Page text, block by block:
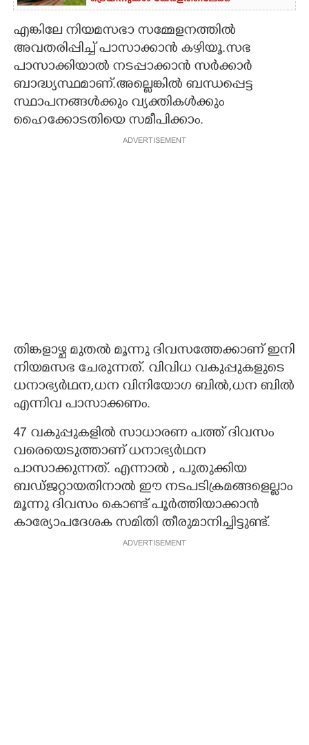
എങ്കിലേ നിയമസഭാ സമ്മേളനത്തിൽ
അവതരിപ്പിച്ച് പാസാക്കാൻ കഴിയൂ.സഭ
പാസാക്കിയാൽ നടപ്പാക്കാൻ സർക്കാർ
ബാദ്ധ്യസ്ഥമാണ്.അല്ലെങ്കിൽ ബന്ധപ്പെട്ട
സ്ഥാപനങ്ങൾക്കും വ്യക്തികൾക്കും
ഹൈക്കോടതിയെ സമീപിക്കാം.
ADVERTISEMENT
തിങ്കളാഴ്ച മുതൽ മൂന്നു ദിവസത്തേക്കാണ് ഇനി
നിയമസഭ ചേരുന്നത്. വിവിധ വകുപ്പുകളുടെ
ധനാഭ്യർഥന,ധന വിനിയോഗ ബിൽ,ധന ബിൽ
എന്നിവ പാസാക്കണം.
47 വകുപ്പുകളിൽ സാധാരണ പത്ത് ദിവസം
വരെയെടുത്താണ് ധനാഭ്യർഥന
പാസാക്കുന്നത്. എന്നാൽ , പുതുക്കിയ
ബഡ്ജറ്റായതിനാൽ ഈ നടപടിക്രമങ്ങളെല്ലാം
മൂന്നു ദിവസം കൊണ്ട് പൂർത്തിയാക്കാൻ
കാര്യോപദേശക സമിതി തീരുമാനിച്ചിട്ടുണ്ട്.
ADVERTISEMENT